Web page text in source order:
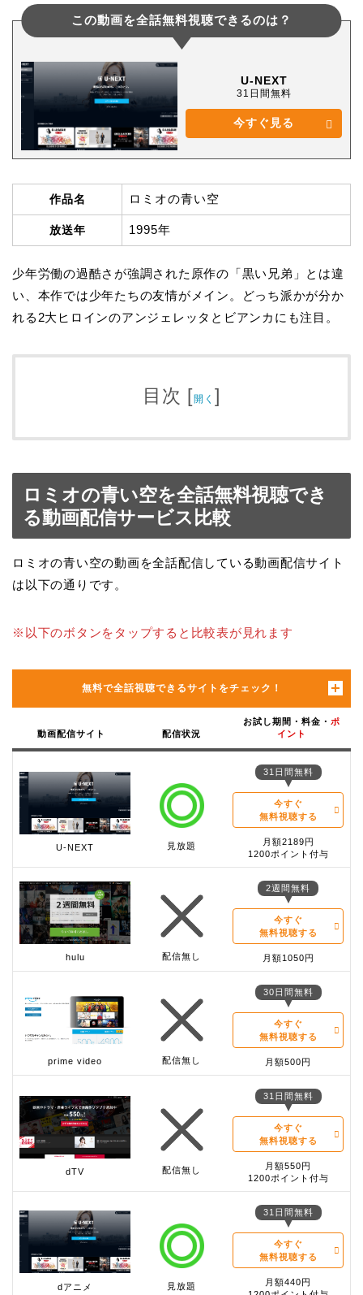
この動画を全話無料視聴できるのは？
U-NEXT
31日間無料
今すぐ見る
作品名 ロミオの青い空
放送年 1995年
少年労働の過酷さが強調された原作の「黒い兄弟」とは違
い、本作では少年たちの友情がメイン。どっち派かが分か
れる2大ヒロインのアンジェレッタとビアンカにも注目。
目次 [開く ]
ロミオの青い空を全話無料視聴でき
る動画配信サービス比較
ロミオの青い空の動画を全話配信している動画配信サイト
は以下の通りです。
※以下のボタンをタップすると比較表が見れます
無料で全話視聴できるサイトをチェック！
動画配信サイト 配信状況
お試し期間・料金・ ポ
イント
U-NEXT 見放題
31日間無料
今すぐ
無料視聴する
月額2189円
1200ポイント付与
hulu 配信無し
2週間無料
今すぐ
無料視聴する
月額1050円
prime video 配信無し
30日間無料
今すぐ
無料視聴する
月額500円
dTV 配信無し
31日間無料
今すぐ
無料視聴する
月額550円
1200ポイント付与
dアニメ 見放題
31日間無料
今すぐ
無料視聴する
月額440円